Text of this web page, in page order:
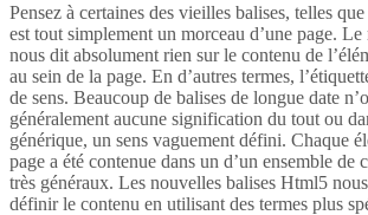
Pensez à certaines des vieilles balises, telles que
est tout simplement un morceau d’une page.
nous dit absolument rien sur le contenu de
au sein de la page. En d’autres termes,
de sens. Beaucoup de balises de longue date
généralement aucune signification du tout ou
générique, un sens vaguement défini. Chaque
page a été contenue dans un d’un ensemble de
très généraux. Les nouvelles balises Html5
définir le contenu en utilisant des termes plus